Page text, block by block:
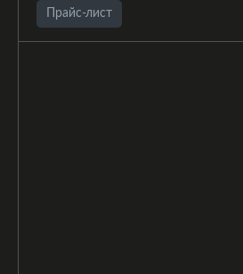
Прайс-лист